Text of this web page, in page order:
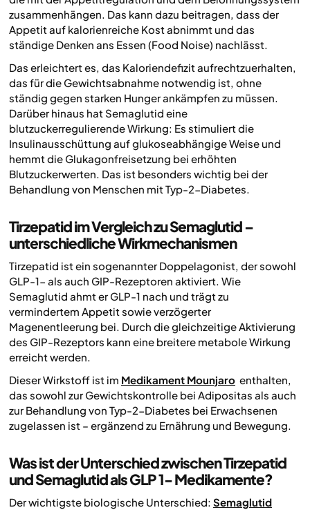
zusammenhängen. Das kann dazu beitragen, dass der
Appetit auf kalorienreiche Kost abnimmt und das
ständige Denken ans Essen (Food Noise) nachlässt.
Das erleichtert es, das Kaloriendefizit aufrechtzuerhalten,
das für die Gewichtsabnahme notwendig ist, ohne
ständig gegen starken Hunger ankämpfen zu müssen.
Darüber hinaus hat Semaglutid eine
blutzuckerregulierende Wirkung: Es stimuliert die
Insulinausschüttung auf glukoseabhängige Weise und
hemmt die Glukagonfreisetzung bei erhöhten
Blutzuckerwerten. Das ist besonders wichtig bei der
Behandlung von Menschen mit Typ-2-Diabetes.
Tirzepatid im Vergleich zu Semaglutid –
unterschiedliche Wirkmechanismen
Tirzepatid ist ein sogenannter Doppelagonist, der sowohl
GLP-1- als auch GIP-Rezeptoren aktiviert. Wie
Semaglutid ahmt er GLP-1 nach und trägt zu
vermindertem Appetit sowie verzögerter
Magenentleerung bei. Durch die gleichzeitige Aktivierung
des GIP-Rezeptors kann eine breitere metabole Wirkung
erreicht werden.
Dieser Wirkstoff ist im Medikament Mounjaro enthalten,
das sowohl zur Gewichtskontrolle bei Adipositas als auch
zur Behandlung von Typ-2-Diabetes bei Erwachsenen
zugelassen ist – ergänzend zu Ernährung und Bewegung.
Was ist der Unterschied zwischen Tirzepatid
und Semaglutid als GLP 1- Medikamente?
Der wichtigste biologische Unterschied: Semaglutid